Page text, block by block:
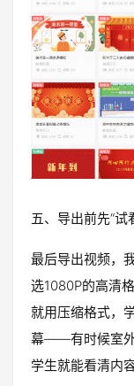
五、导出前先“试
最后导出视频，
选1080P的高清
就用压缩格式，
幕——有时候室外
学生就能看清内